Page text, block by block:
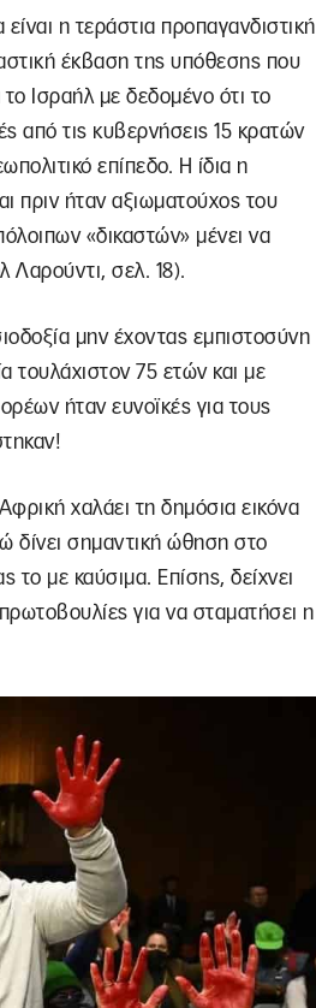
η τεράστια προπαγανδιστική
έκβαση της υπόθεσης που
το Ισραήλ με δεδομένο ότι το
από τις κυβερνήσεις 15 κρατών
επίπεδο. Η ίδια η
πριν ήταν αξιωματούχος του
«δικαστών» μένει να
Λαρούντι, σελ. 18).
μην έχοντας εμπιστοσύνη
τουλάχιστον 75 ετών και με
ήταν ευνοϊκές για τους
χαλάει τη δημόσια εικόνα
δίνει σημαντική ώθηση στο
το με καύσιμα. Επίσης, δείχνει
για να σταματήσει η